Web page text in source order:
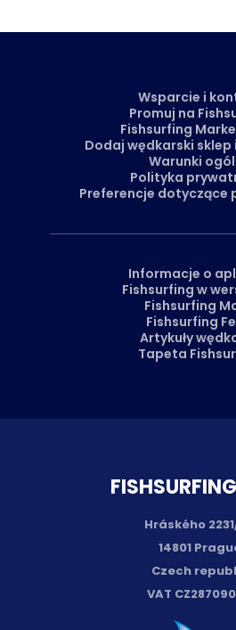
Hráského
14801
Czech
VAT
Wsparcie i
Promuj na
Fishsurfing
Dodaj wędkarski
Warunki
Polityka
Preferencje dotyczące
Informacje o
Fishsurfing w
Fishsurfing
Fishsurfing
Artykuły
Tapeta